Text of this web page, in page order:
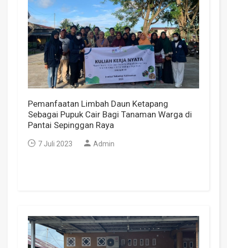
Pemanfaatan Limbah Daun Ketapang
Sebagai Pupuk Cair Bagi Tanaman Warga di
Pantai Sepinggan Raya
7 Juli 2023 Admin